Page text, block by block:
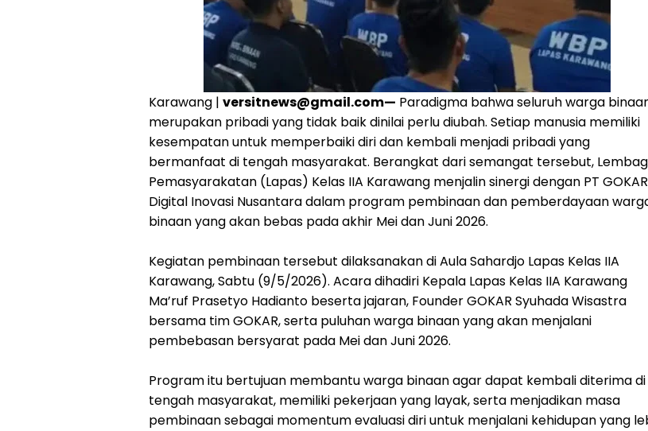
Karawang | versitnews@gmail.com— Paradigma bahwa seluruh warga
merupakan pribadi yang tidak baik dinilai perlu diubah. Setiap manusia memiliki
kesempatan untuk memperbaiki diri dan kembali menjadi pribadi yang
bermanfaat di tengah masyarakat. Berangkat dari semangat tersebut,
Pemasyarakatan (Lapas) Kelas IIA Karawang menjalin sinergi dengan PT GOKAR
Digital Inovasi Nusantara dalam program pembinaan dan pemberdayaan
binaan yang akan bebas pada akhir Mei dan Juni 2026.
‎‎Kegiatan pembinaan tersebut dilaksanakan di Aula Sahardjo Lapas Kelas IIA
Karawang, Sabtu (9/5/2026). Acara dihadiri Kepala Lapas Kelas IIA Karawang
Ma’ruf Prasetyo Hadianto beserta jajaran, Founder GOKAR Syuhada Wisastra
bersama tim GOKAR, serta puluhan warga binaan yang akan menjalani
pembebasan bersyarat pada Mei dan Juni 2026.
‎‎Program itu bertujuan membantu warga binaan agar dapat kembali diterima di
tengah masyarakat, memiliki pekerjaan yang layak, serta menjadikan masa
pembinaan sebagai momentum evaluasi diri untuk menjalani kehidupan yang